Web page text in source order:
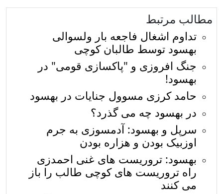
مطالب مرتبط
تداوم اشغال فاجعه بار ولسوالی
بهسود توسط طالبان کوچی
جنگ افروزی و "پاكسازی قومی" در
بهسود!
حامد کرزی مسوول جنایات در بهسود
در بهسود چه می گذرد؟
سرپل و بهسود: آدمسوزی به جرم
اوزبیک بودن و هزاره بودن
بهسود: تروریست های غنی احمدزی
راه تروریست های کوچی طالب را باز
می کنند